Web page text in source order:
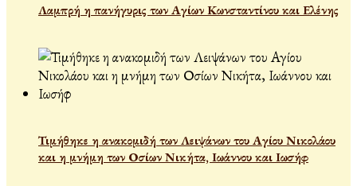
Λαμπρή η πανήγυρις των Αγίων Κωνσταντίνου και Ελένης
Τιμήθηκε η ανακομιδή των Λειψάνων του Αγίου Νικολάου
και η μνήμη των Οσίων Νικήτα, Ιωάννου και Ιωσήφ